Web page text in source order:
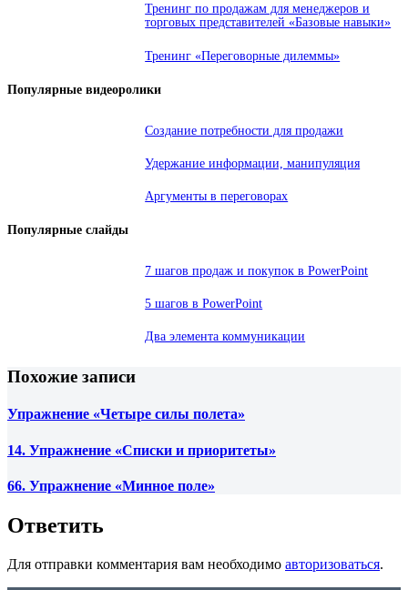
Тренинг по продажам для менеджеров и
торговых представителей «Базовые навыки»
Тренинг «Переговорные дилеммы»
Популярные видеоролики
Создание потребности для продажи
Удержание информации, манипуляция
Аргументы в переговорах
Популярные слайды
7 шагов продаж и покупок в PowerPoint
5 шагов в PowerPoint
Два элемента коммуникации
Похожие записи
Упражнение «Четыре силы полета»
14. Упражнение «Списки и приоритеты»
66. Упражнение «Минное поле»
Ответить
Для отправки комментария вам необходимо авторизоваться.